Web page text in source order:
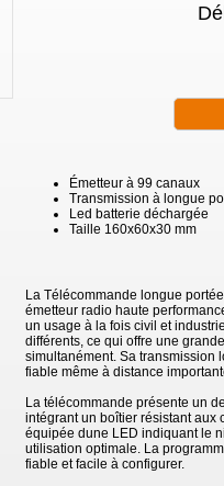
Émetteur à 99 canaux
Transmission à longue
Led batterie déchargée
Taille 160x60x30 mm
La Télécommande longue
émetteur radio haute
un usage à la fois civil et
différents, ce qui offre une
simultanément. Sa transmission
fiable même à distance
La télécommande présente un
intégrant un boîtier résistant aux
équipée dune LED indiquant le
utilisation optimale. La
fiable et facile à configurer.